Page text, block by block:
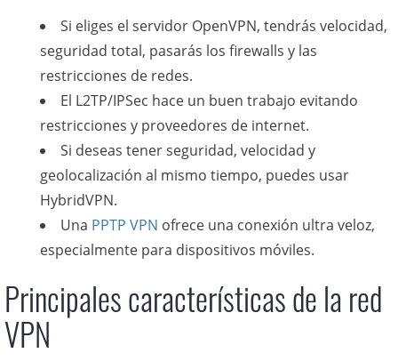
Si eliges el servidor OpenVPN, tendrás velocidad,
seguridad total, pasarás los firewalls y las
restricciones de redes.
El L2TP/IPSec hace un buen trabajo evitando
restricciones y proveedores de internet.
Si deseas tener seguridad, velocidad y
geolocalización al mismo tiempo, puedes usar
HybridVPN.
Una PPTP VPN ofrece una conexión ultra veloz,
especialmente para dispositivos móviles.
Principales características de la red
VPN